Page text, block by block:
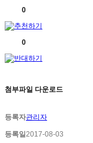
0
0
첨부파일 다운로드
등록자관리자
등록일2017-08-03